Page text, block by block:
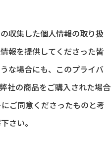
収集した個人情報の取り扱
報を提供してくださった皆
な場合にも、このプライバ
社の商品をご購入された場合
ご同意くださったものと考
さい。